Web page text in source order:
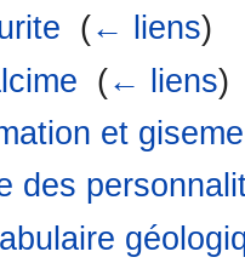
(← liens)
(← liens)
et
des